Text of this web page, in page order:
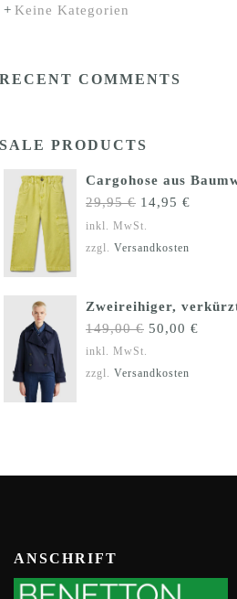
Keine Kategorien
RECENT COMMENTS
SALE PRODUCTS
Cargohose aus
29,95€ Ursprünglicher
Preis
war:
14,95 €
inkl. MwSt.
zzgl. Versandkosten
Zweireihiger,
149,00€
war:
50,00 €
inkl. MwSt.
zzgl. Versandkosten
ANSCHRIFT